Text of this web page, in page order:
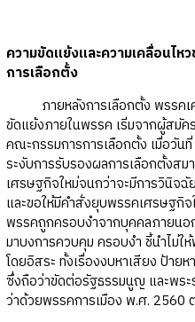
ความขัดแย้งและความเคลื่อนไ
การเลือกตั้ง
ภายหลังการเลือกตั้ง พรรคเ
ขัดแย้งภายในพรรค เริ่มจากผู้สมั
คณะกรรมการการเลือกตั้ง เมื่อวัน
ระงับการรับรองผลการเลือกตั้งส
เศรษฐกิจใหม่จนกว่าจะมีการวินิจ
และขอให้มีคำสั่งยุบพรรคเศรษฐกิ
พรรคถูกครอบงำจากบุคคลภายนอ
มาบงการควบคุม ครอบงำ ชี้นำไม่ใ
โดยอิสระ ทั้งเรื่องงบหาเสียง ป้าย
ซึ่งถือว่าขัดต่อรัฐธรรมนูญ และพ
ว่าด้วยพรรคการเมือง พ.ศ. 2560